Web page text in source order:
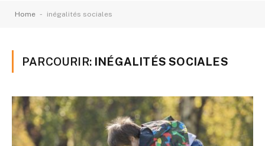
Home - inégalités sociales
PARCOURIR: INÉGALITÉS SOCIALES